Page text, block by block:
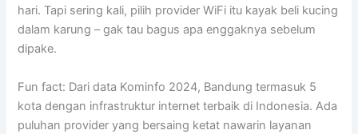
hari. Tapi sering kali, pilih provider WiFi itu kayak beli kucing
dalam karung – gak tau bagus apa enggaknya sebelum
dipake.
Fun fact: Dari data Kominfo 2024, Bandung termasuk 5
kota dengan infrastruktur internet terbaik di Indonesia. Ada
puluhan provider yang bersaing ketat nawarin layanan